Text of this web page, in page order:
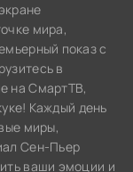
мира,
показ с
в
на СмартТВ,
Каждый день
миры,
Сен-Пьер
ваши эмоции и